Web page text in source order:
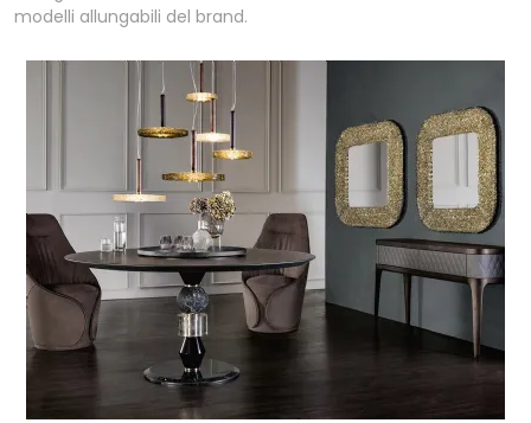
modelli allungabili del brand.